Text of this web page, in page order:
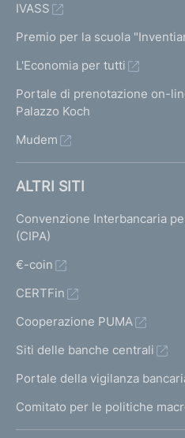
IVASS
Premio per la scuola
L'Economia per tutti
Portale di prenotazione on-
Palazzo Koch
Mudem
ALTRI SITI
Convenzione Interbancaria
(CIPA)
€-coin
CERTFin
Cooperazione PUMA
Siti delle banche centrali
Portale della vigilanza
Comitato per le politiche